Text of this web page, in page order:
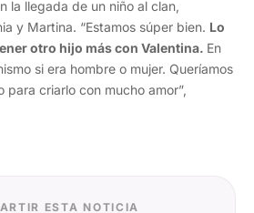
la llegada de un niño al clan,
y Martina. “Estamos súper bien. Lo
otro hijo más con Valentina. En
si era hombre o mujer. Queríamos
para criarlo con mucho amor”,
ESTA NOTICIA